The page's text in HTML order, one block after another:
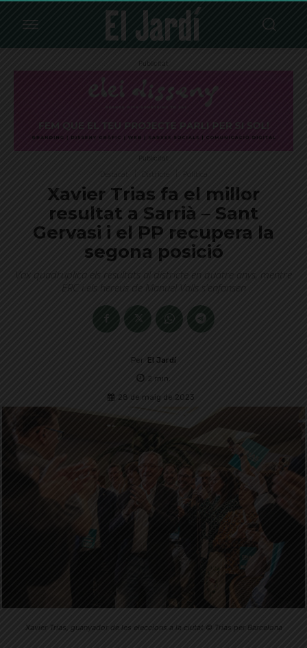
Publicitat
Publicitat
Xavier Trias fa el millor
resultat a Sarrià – Sant
Gervasi i el PP recupera la
segona posició
Vox quadruplica els resultats al districte en quatre anys, mentre
ERC i els hereus de Manuel Valls s'enfonsen
Per El Jardí
2 min.
28 de maig de 2023
Xavier Trias, guanyador de les eleccions a la ciutat © Trias per Barcelona